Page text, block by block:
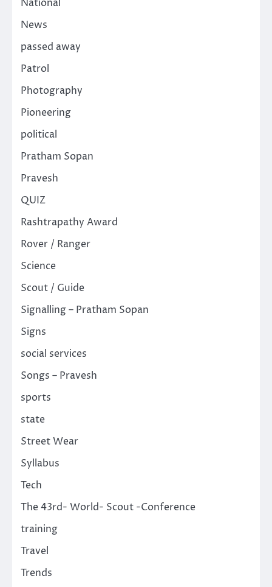
National
News
passed away
Patrol
Photography
Pioneering
political
Pratham Sopan
Pravesh
QUIZ
Rashtrapathy Award
Rover / Ranger
Science
Scout / Guide
Signalling – Pratham Sopan
Signs
social services
Songs – Pravesh
sports
state
Street Wear
Syllabus
Tech
The 43rd- World- Scout -Conference
training
Travel
Trends